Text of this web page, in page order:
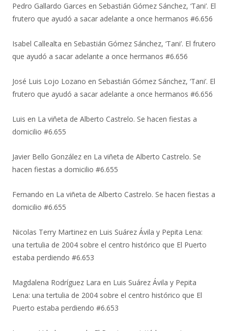
Pedro Gallardo Garces en Sebastián Gómez Sánchez, ‘Tani’. El
frutero que ayudó a sacar adelante a once hermanos #6.656
Isabel Callealta en Sebastián Gómez Sánchez, ‘Tani’. El frutero
que ayudó a sacar adelante a once hermanos #6.656
José Luis Lojo Lozano en Sebastián Gómez Sánchez, ‘Tani’. El
frutero que ayudó a sacar adelante a once hermanos #6.656
Luis en La viñeta de Alberto Castrelo. Se hacen fiestas a
domicilio #6.655
Javier Bello González en La viñeta de Alberto Castrelo. Se
hacen fiestas a domicilio #6.655
Fernando en La viñeta de Alberto Castrelo. Se hacen fiestas a
domicilio #6.655
Nicolas Terry Martinez en Luis Suárez Ávila y Pepita Lena:
una tertulia de 2004 sobre el centro histórico que El Puerto
estaba perdiendo #6.653
Magdalena Rodríguez Lara en Luis Suárez Ávila y Pepita
Lena: una tertulia de 2004 sobre el centro histórico que El
Puerto estaba perdiendo #6.653